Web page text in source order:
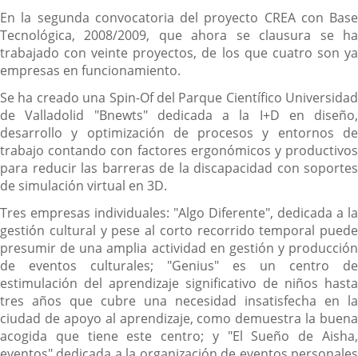
En la segunda convocatoria del proyecto CREA con Base
Tecnológica, 2008/2009, que ahora se clausura se ha
trabajado con veinte proyectos, de los que cuatro son ya
empresas en funcionamiento.
Se ha creado una Spin-Of del Parque Científico Universidad
de Valladolid "Bnewts" dedicada a la I+D en diseño,
desarrollo y optimización de procesos y entornos de
trabajo contando con factores ergonómicos y productivos
para reducir las barreras de la discapacidad con soportes
de simulación virtual en 3D.
Tres empresas individuales: "Algo Diferente", dedicada a la
gestión cultural y pese al corto recorrido temporal puede
presumir de una amplia actividad en gestión y producción
de eventos culturales; "Genius" es un centro de
estimulación del aprendizaje significativo de niños hasta
tres años que cubre una necesidad insatisfecha en la
ciudad de apoyo al aprendizaje, como demuestra la buena
acogida que tiene este centro; y "El Sueño de Aisha,